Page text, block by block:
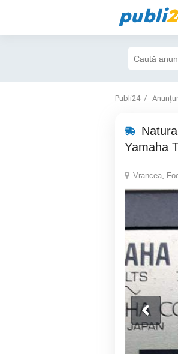
publi
Publi24
Yamaha
Vrancea,